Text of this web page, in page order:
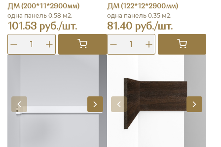
ДМ (200*11*2900мм)
одна панель 0.58 м2.
101.53 руб./шт.
ДМ (122*12*2900мм)
одна панель 0.35 м2.
81.40 руб./шт.